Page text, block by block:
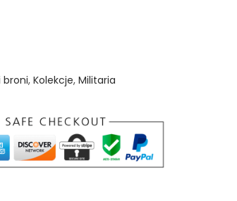
broni, Kolekcje, Militaria